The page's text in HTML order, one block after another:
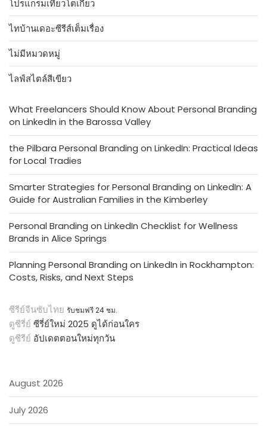
โปรแกรมเที่ยวโตเกียว
ไทบ้านเดอะซีรีส์เต็มเรื่อง
ไม่มีหมวดหมู่
ไลฟ์สไตล์สีเขียว
What Freelancers Should Know About Personal Branding
on LinkedIn in the Barossa Valley
the Pilbara Personal Branding on LinkedIn: Practical Ideas
for Local Tradies
Smarter Strategies for Personal Branding on LinkedIn: A
Guide for Australian Families in the Kimberley
Personal Branding on LinkedIn Checklist for Wellness
Brands in Alice Springs
Planning Personal Branding on LinkedIn in Rockhampton:
Costs, Risks, and Next Steps
ซีรีย์จีนซับไทย รับชมฟรี 24 ชม.
ดูซีรี่ย์ ซีรี่ย์ใหม่ 2025 ดูได้ก่อนใคร
ดูซีรีย์ อัปเดตตอนใหม่ทุกวัน
August 2026
July 2026